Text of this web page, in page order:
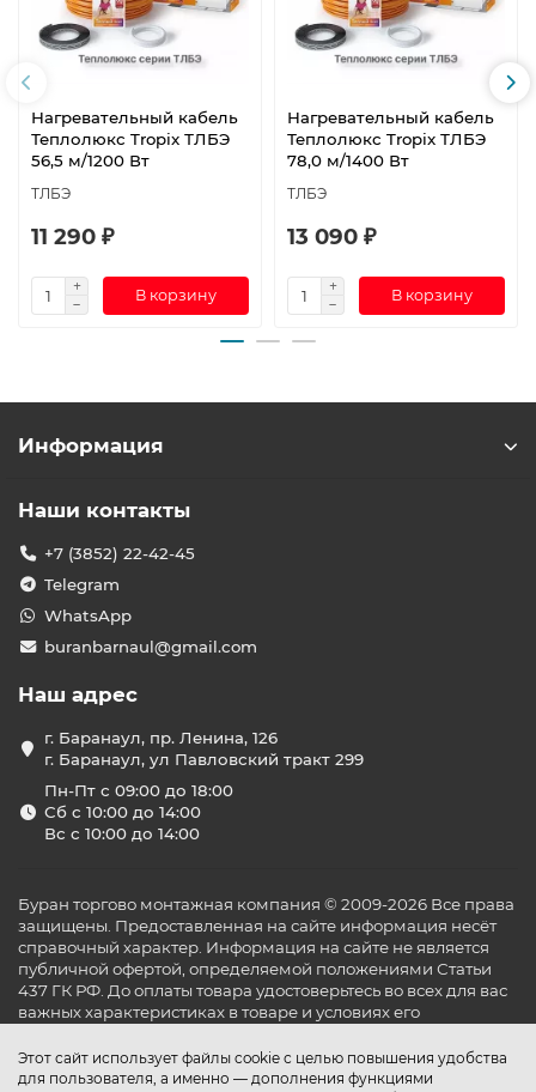
Нагревательный кабель
Теплолюкс Tropix ТЛБЭ
56,5 м/1200 Вт
ТЛБЭ
11 290 ₽
В корзину
Нагревательный кабель
Теплолюкс Tropix ТЛБЭ
78,0 м/1400 Вт
ТЛБЭ
13 090 ₽
В корзину
Этот сайт использует файлы cookie с целью повышения удобства
для пользователя, а именно — дополнения функциями
Информация
Наши контакты
+7 (3852) 22-42-45
Telegram
WhatsApp
buranbarnaul@gmail.com
Наш адрес
г. Баранаул, пр. Ленина, 126
г. Баранаул, ул Павловский тракт 299
Пн-Пт с 09:00 до 18:00
Сб с 10:00 до 14:00
Вс с 10:00 до 14:00
Буран торгово монтажная компания © 2009-2026 Все права
защищены. Предоставленная на сайте информация несёт
справочный характер. Информация на сайте не является
публичной офертой, определяемой положениями Статьи
437 ГК РФ. До оплаты товара удостоверьтесь во всех для вас
важных характеристиках в товаре и условиях его